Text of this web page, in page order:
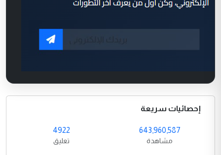
إحصائيات سريعة
643,960,587
مشاهدة
4922
تعليق